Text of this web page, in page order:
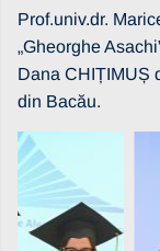
Prof.univ.dr.
„Gheorghe
Dana CHIȚIMUȘ
din Bacău.